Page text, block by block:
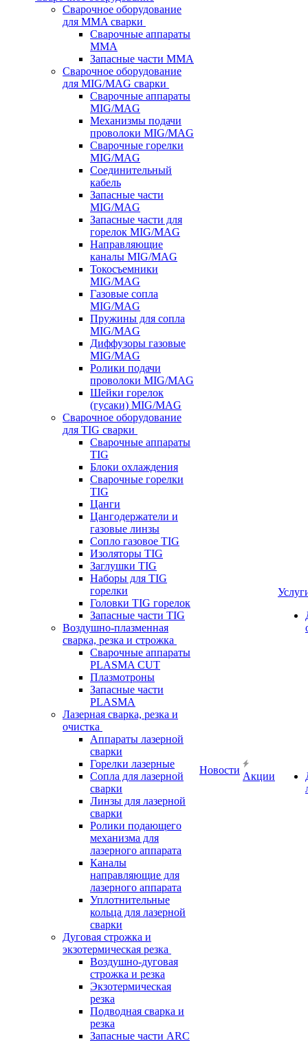
Сварочное оборудование
для MMA сварки
Сварочные аппараты
MMA
Запасные части MMA
Сварочное оборудование
для MIG/MAG сварки
Сварочные аппараты
MIG/MAG
Механизмы подачи
проволоки MIG/MAG
Сварочные горелки
MIG/MAG
Соединительный
кабель
Запасные части
MIG/MAG
Запасные части для
горелок MIG/MAG
Направляющие
каналы MIG/MAG
Токосъемники
MIG/MAG
Газовые сопла
MIG/MAG
Пружины для сопла
MIG/MAG
Диффузоры газовые
MIG/MAG
Ролики подачи
проволоки MIG/MAG
Шейки горелок
(гусаки) MIG/MAG
Сварочное оборудование
для TIG сварки
Сварочные аппараты
TIG
Блоки охлаждения
Сварочные горелки
TIG
Цанги
Цангодержатели и
газовые линзы
Сопло газовое TIG
Изоляторы TIG
Заглушки TIG
Наборы для TIG
горелки
Головки TIG горелок
Запасные части TIG
Воздушно-плазменная
сварка, резка и строжка
Сварочные аппараты
PLASMA CUT
Плазмотроны
Запасные части
PLASMA
Лазерная сварка, резка и
очистка
Аппараты лазерной
сварки
Горелки лазерные
Сопла для лазерной
сварки
Линзы для лазерной
сварки
Ролики подающего
механизма для
лазерного аппарата
Каналы
направляющие для
лазерного аппарата
Уплотнительные
кольца для лазерной
сварки
Дуговая строжка и
экзотермическая резка
Воздушно-дуговая
строжка и резка
Экзотермическая
резка
Подводная сварка и
резка
Запасные части ARC
Новости
Акции